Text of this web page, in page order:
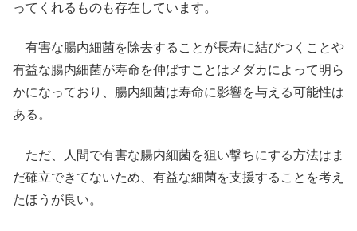
ってくれるものも存在しています。
有害な腸内細菌を除去することが長寿に結びつくことや
有益な腸内細菌が寿命を伸ばすことはメダカによって明ら
かになっており、腸内細菌は寿命に影響を与える可能性は
ある。
ただ、人間で有害な腸内細菌を狙い撃ちにする方法はま
だ確立できてないため、有益な細菌を支援することを考え
たほうが良い。